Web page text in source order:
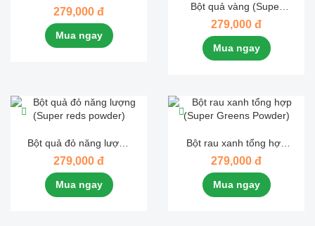
279,000 đ
Mua ngay
Bột quả vàng (Super
yellows powder)
279,000 đ
Mua ngay
Bột quả đỏ năng lượng
(Super reds powder)
279,000 đ
Mua ngay
Bột rau xanh tổng hợp
(Super Greens Powder)
279,000 đ
Mua ngay